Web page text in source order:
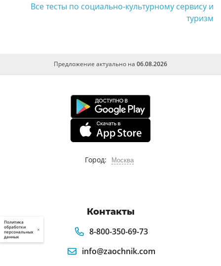
Все тесты по социально-культурному сервису и
туризм
Предложение актуально на 06.08.2026
Город: Москва
Контакты
8-800-350-69-73
info@zaochnik.com
Политика
обработки
персональных
данных
×